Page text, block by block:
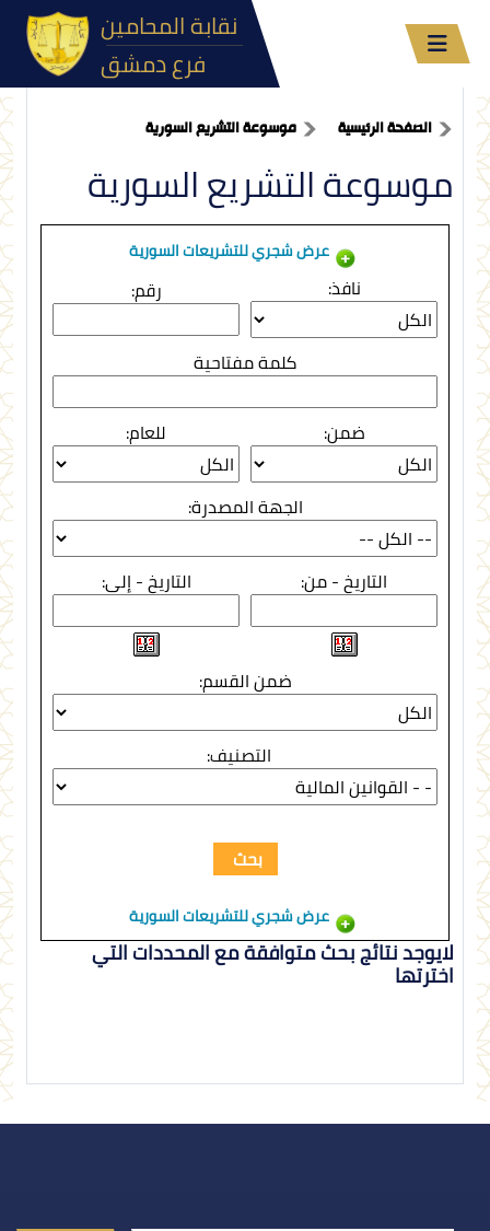
فرع دمشق
الصفحة الرئيسية موسوعة التشريع السورية
موسوعة التشريع السورية
عرض شجري للتشريعات السورية
نافذ: رقم:
كلمة مفتاحية
ضمن: للعام:
الجهة المصدرة:
التاريخ - من: التاريخ - إلى:
ضمن القسم:
التصنيف:
عرض شجري للتشريعات السورية
لايوجد نتائج بحث متوافقة مع المحددات التي
اخترتها